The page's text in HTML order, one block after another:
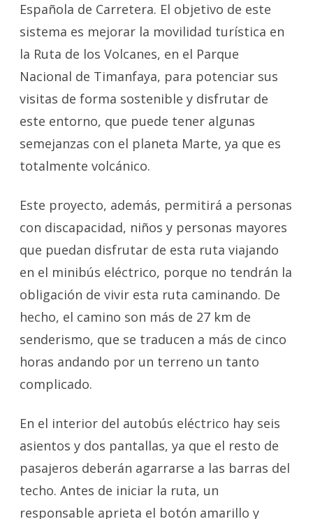
Española de Carretera. El objetivo de este
sistema es mejorar la movilidad turística en
la Ruta de los Volcanes, en el Parque
Nacional de Timanfaya, para potenciar sus
visitas de forma sostenible y disfrutar de
este entorno, que puede tener algunas
semejanzas con el planeta Marte, ya que es
totalmente volcánico.
Este proyecto, además, permitirá a personas
con discapacidad, niños y personas mayores
que puedan disfrutar de esta ruta viajando
en el minibús eléctrico, porque no tendrán la
obligación de vivir esta ruta caminando. De
hecho, el camino son más de 27 km de
senderismo, que se traducen a más de cinco
horas andando por un terreno un tanto
complicado.
En el interior del autobús eléctrico hay seis
asientos y dos pantallas, ya que el resto de
pasajeros deberán agarrarse a las barras del
techo. Antes de iniciar la ruta, un
responsable aprieta el botón amarillo y